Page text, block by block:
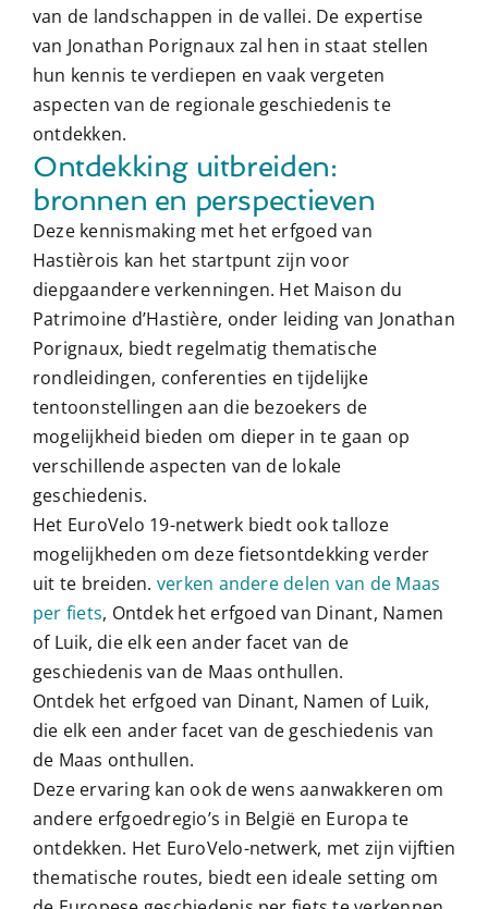
van de landschappen in de vallei. De expertise
van Jonathan Porignaux zal hen in staat stellen
hun kennis te verdiepen en vaak vergeten
aspecten van de regionale geschiedenis te
ontdekken.
Ontdekking uitbreiden:
bronnen en perspectieven
Deze kennismaking met het erfgoed van
Hastièrois kan het startpunt zijn voor
diepgaandere verkenningen. Het Maison du
Patrimoine d’Hastière, onder leiding van Jonathan
Porignaux, biedt regelmatig thematische
rondleidingen, conferenties en tijdelijke
tentoonstellingen aan die bezoekers de
mogelijkheid bieden om dieper in te gaan op
verschillende aspecten van de lokale
geschiedenis.
Het EuroVelo 19-netwerk biedt ook talloze
mogelijkheden om deze fietsontdekking verder
uit te breiden. verken andere delen van de Maas
per fiets, Ontdek het erfgoed van Dinant, Namen
of Luik, die elk een ander facet van de
geschiedenis van de Maas onthullen.
Ontdek het erfgoed van Dinant, Namen of Luik,
die elk een ander facet van de geschiedenis van
de Maas onthullen.
Deze ervaring kan ook de wens aanwakkeren om
andere erfgoedregio’s in België en Europa te
ontdekken. Het EuroVelo-netwerk, met zijn vijftien
thematische routes, biedt een ideale setting om